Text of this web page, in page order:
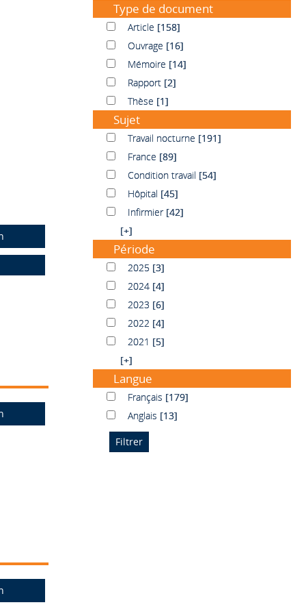
Type de document
ArticleArticle [158]
OuvrageOuvrage [16]
MémoireMémoire [14]
RapportRapport [2]
ThèseThèse [1]
Sujet
Travail nocturne
Travail nocturne [191]
FranceFrance [89]
Condition travail
Condition travail [54]
HôpitalHôpital [45]
InfirmierInfirmier [42]
[+]
Période
20252025 [3]
20242024 [4]
20232023 [6]
20222022 [4]
20212021 [5]
[+]
Langue
FrançaisFrançais [179]
AnglaisAnglais [13]